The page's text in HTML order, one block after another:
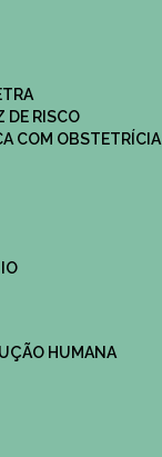
DE RISCO
COM OBSTETRÍCIA
HUMANA